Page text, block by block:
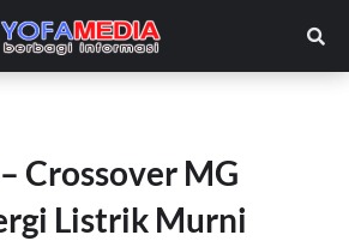
Crossover MG
Listrik Murni